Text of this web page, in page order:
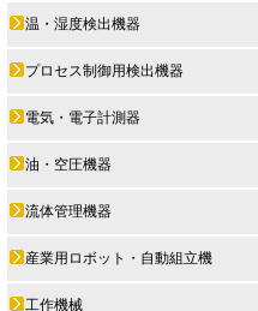
温・湿度検出機器
プロセス制御用検出機器
電気・電子計測器
油・空圧機器
流体管理機器
産業用ロボット・自動組立機
工作機械